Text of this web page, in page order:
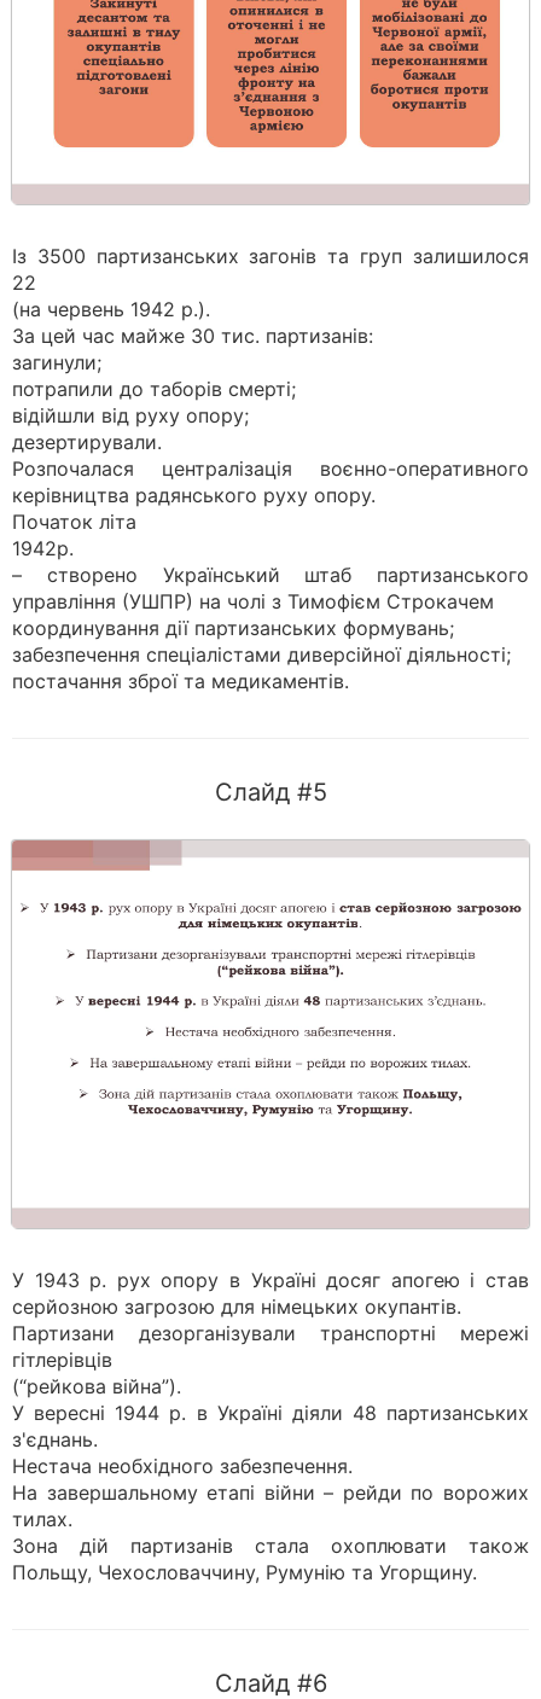
Із 3500 партизанських загонів та груп залишилося
22
(на червень 1942 р.).
За цей час майже 30 тис. партизанів:
загинули;
потрапили до таборів смерті;
відійшли від руху опору;
дезертирували.
Розпочалася централізація воєнно-оперативного
керівництва радянського руху опору.
Початок літа
1942р.
– створено Український штаб партизанського
управління (УШПР) на чолі з Тимофієм Строкачем
координування дії партизанських формувань;
забезпечення спеціалістами диверсійної діяльності;
постачання зброї та медикаментів.
Слайд #5
У 1943 р. рух опору в Україні досяг апогею і став
серйозною загрозою для німецьких окупантів.
Партизани дезорганізували транспортні мережі
гітлерівців
(“рейкова війна”).
У вересні 1944 р. в Україні діяли 48 партизанських
з'єднань.
Нестача необхідного забезпечення.
На завершальному етапі війни – рейди по ворожих
тилах.
Зона дій партизанів стала охоплювати також
Польщу, Чехословаччину, Румунію та Угорщину.
Слайд #6